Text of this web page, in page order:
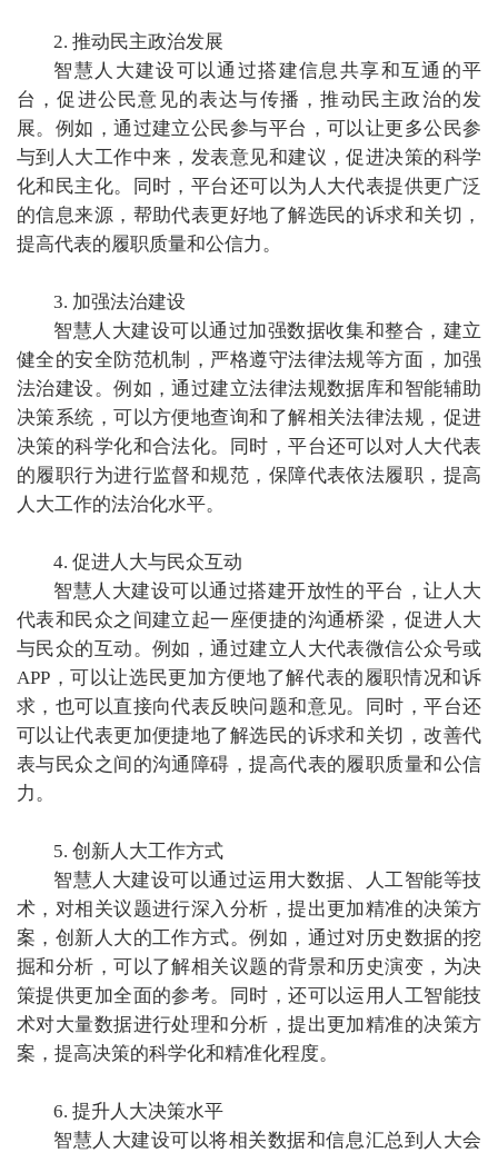
2. 推动民主政治发展
智慧人大建设可以通过搭建信息共享和互通的平
台，促进公民意见的表达与传播，推动民主政治的发
展。例如，通过建立公民参与平台，可以让更多公民参
与到人大工作中来，发表意见和建议，促进决策的科学
化和民主化。同时，平台还可以为人大代表提供更广泛
的信息来源，帮助代表更好地了解选民的诉求和关切，
提高代表的履职质量和公信力。
3. 加强法治建设
智慧人大建设可以通过加强数据收集和整合，建立
健全的安全防范机制，严格遵守法律法规等方面，加强
法治建设。例如，通过建立法律法规数据库和智能辅助
决策系统，可以方便地查询和了解相关法律法规，促进
决策的科学化和合法化。同时，平台还可以对人大代表
的履职行为进行监督和规范，保障代表依法履职，提高
人大工作的法治化水平。
4. 促进人大与民众互动
智慧人大建设可以通过搭建开放性的平台，让人大
代表和民众之间建立起一座便捷的沟通桥梁，促进人大
与民众的互动。例如，通过建立人大代表微信公众号或
APP，可以让选民更加方便地了解代表的履职情况和诉
求，也可以直接向代表反映问题和意见。同时，平台还
可以让代表更加便捷地了解选民的诉求和关切，改善代
表与民众之间的沟通障碍，提高代表的履职质量和公信
力。
5. 创新人大工作方式
智慧人大建设可以通过运用大数据、人工智能等技
术，对相关议题进行深入分析，提出更加精准的决策方
案，创新人大的工作方式。例如，通过对历史数据的挖
掘和分析，可以了解相关议题的背景和历史演变，为决
策提供更加全面的参考。同时，还可以运用人工智能技
术对大量数据进行处理和分析，提出更加精准的决策方
案，提高决策的科学化和精准化程度。
6. 提升人大决策水平
智慧人大建设可以将相关数据和信息汇总到人大会